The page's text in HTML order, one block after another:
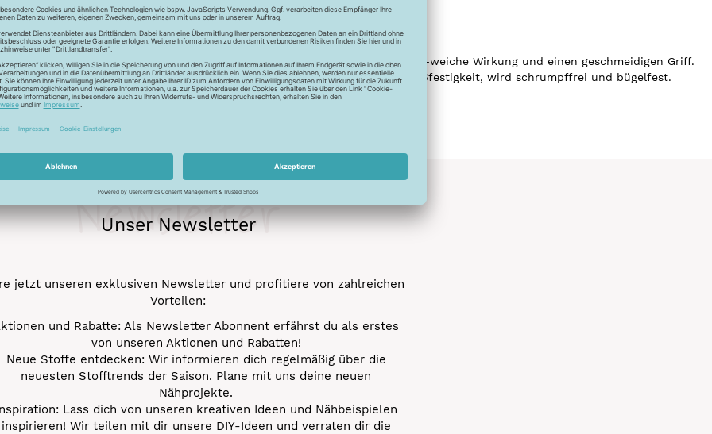
für feinste Baumwollkreationen. Das Garn besticht durch eine luxuriös-weiche Wirkung und einen geschmeidigen Griff.
Durch den Mercerisationsprozess erlangt das Garn eine hohe Reißfestigkeit, wird schrumpffrei und bügelfest.
und kann auch nicht gebleicht werden.
Unser Newsletter
Newsletter
jetzt unseren exklusiven Newsletter und profitiere von zahlreichen
Vorteilen:
und Rabatte: Als Newsletter Abonnent erfährst du als erstes
von unseren Aktionen und Rabatten!
Neue Stoffe entdecken: Wir informieren dich regelmäßig über die
neuesten Stofftrends der Saison. Plane mit uns deine neuen
Nähprojekte.
Lass dich von unseren kreativen Ideen und Nähbeispielen
inspirieren! Wir teilen mit dir unsere DIY-Ideen und verraten dir die